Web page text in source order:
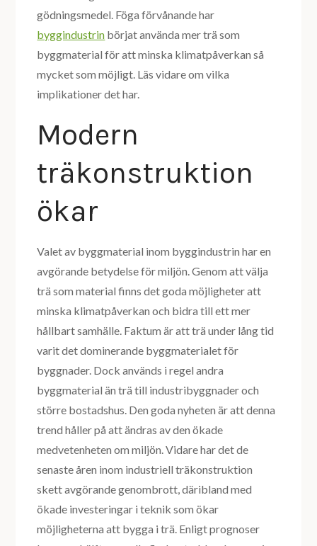
gödningsmedel. Föga förvånande har
byggindustrin börjat använda mer trä som
byggmaterial för att minska klimatpåverkan så
mycket som möjligt. Läs vidare om vilka
implikationer det har.
Modern
träkonstruktion
ökar
Valet av byggmaterial inom byggindustrin har en
avgörande betydelse för miljön. Genom att välja
trä som material finns det goda möjligheter att
minska klimatpåverkan och bidra till ett mer
hållbart samhälle. Faktum är att trä under lång tid
varit det dominerande byggmaterialet för
byggnader. Dock används i regel andra
byggmaterial än trä till industribyggnader och
större bostadshus. Den goda nyheten är att denna
trend håller på att ändras av den ökade
medvetenheten om miljön. Vidare har det de
senaste åren inom industriell träkonstruktion
skett avgörande genombrott, däribland med
ökade investeringar i teknik som ökar
möjligheterna att bygga i trä. Enligt prognoser